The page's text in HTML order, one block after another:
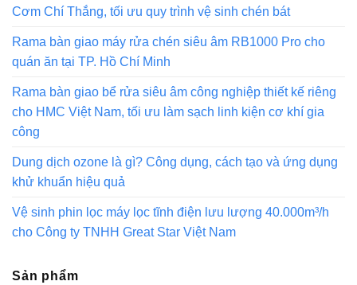
Cơm Chí Thắng, tối ưu quy trình vệ sinh chén bát
Rama bàn giao máy rửa chén siêu âm RB1000 Pro cho
quán ăn tại TP. Hồ Chí Minh
Rama bàn giao bể rửa siêu âm công nghiệp thiết kế riêng
cho HMC Việt Nam, tối ưu làm sạch linh kiện cơ khí gia
công
Dung dịch ozone là gì? Công dụng, cách tạo và ứng dụng
khử khuẩn hiệu quả
Vệ sinh phin lọc máy lọc tĩnh điện lưu lượng 40.000m³/h
cho Công ty TNHH Great Star Việt Nam
Sản phẩm